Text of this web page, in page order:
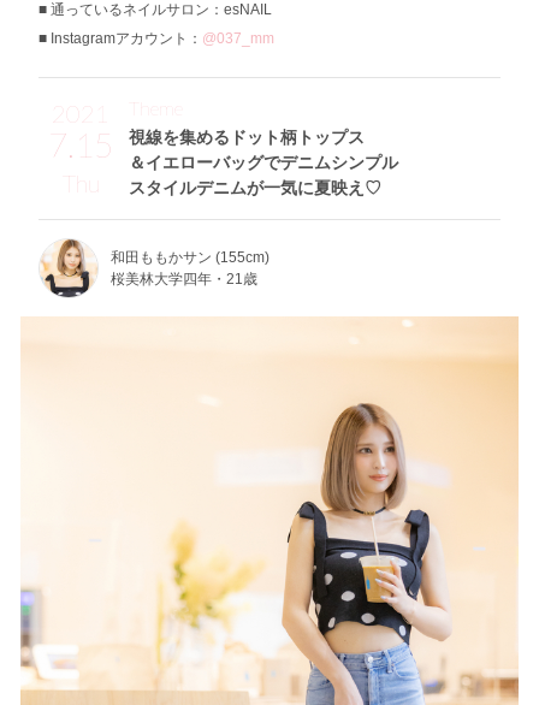
通っているネイルサロン：esNAIL
Instagramアカウント： @037_mm
7.15
Thu
視線を集めるドット柄トップス
＆イエローバッグでデニムシンプル
スタイルデニムが一気に夏映え♡
Theme
和田ももかサン (155cm)
桜美林大学四年・21歳